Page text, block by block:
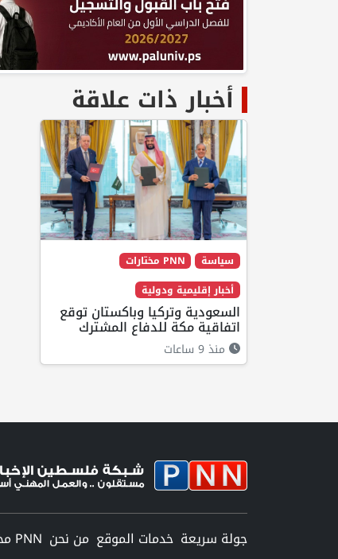
أخبار ذات علاقة
سياسة
PNN مختارات
أخبار إقليمية ودولية
السعودية وتركيا وباكستان توقع
اتفاقية مكة للدفاع المشترك
منذ 9 ساعات
جولة سريعة خدمات الموقع من نحن PNN مختارات